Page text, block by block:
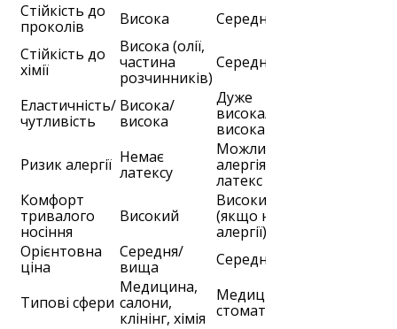
Стійкість до
проколів
Висока Середня
Стійкість до
хімії
Висока (олії,
частина
розчинників)
Середня
Еластичність/
чутливість
Висока/
висока
Дуже
висока/дуже
висока
Ризик алергії Немає
латексу
Можлива
алергія на
латекс
Комфорт
тривалого
носіння
Високий
Високий
(якщо немає
алергії)
Орієнтовна
ціна
Середня/
вища
Середня
Типові сфери
Медицина,
салони,
клінінг, хімія
Медицина,
стоматологія